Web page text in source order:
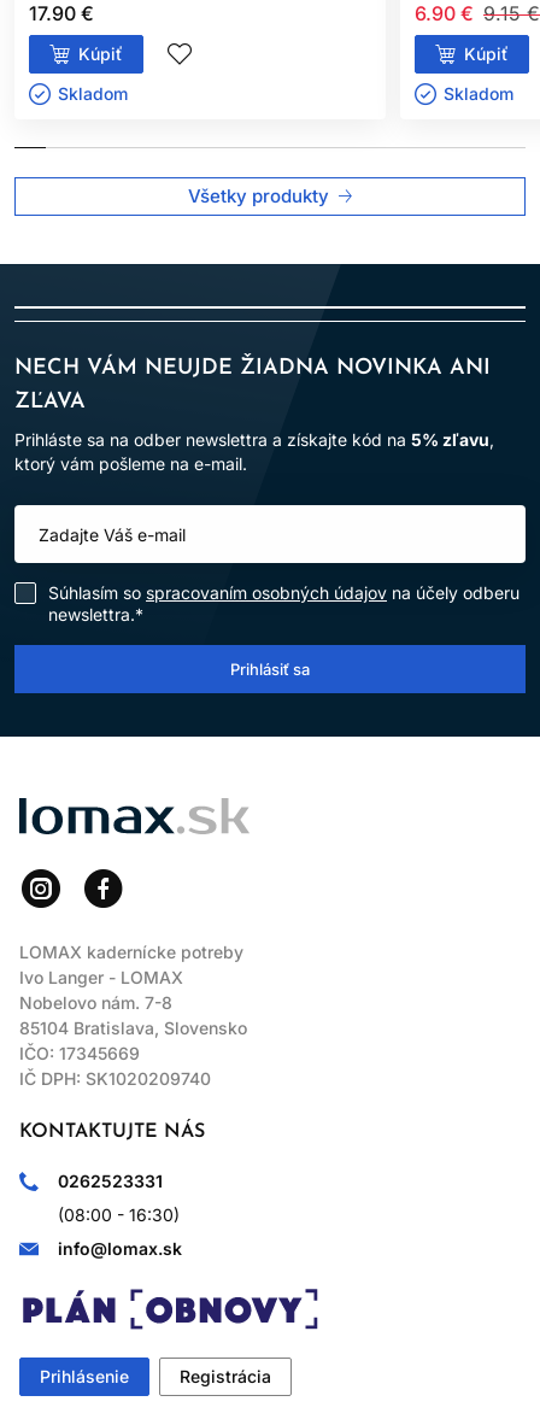
17.90 €
Kúpiť
Skladom ㅤ
9.15 €
6.90 €
Kúpiť
Skladom ㅤ
Všetky produkty
NECH VÁM NEUJDE ŽIADNA NOVINKA ANI
ZĽAVA
Prihláste sa na odber newslettra a získajte kód na 5% zľavu,
ktorý vám pošleme na e-mail.
Súhlasím so spracovaním osobných údajov na účely odberu
newslettra.*
Prihlásiť sa
LOMAX
LOMAX kadernícke potreby
Ivo Langer - LOMAX
Nobelovo nám. 7-8
85104 Bratislava, Slovensko
IČO: 17345669
IČ DPH: SK1020209740
KONTAKTUJTE NÁS
0262523331
(08:00 - 16:30)
info@lomax.sk
Prihlásenie Registrácia